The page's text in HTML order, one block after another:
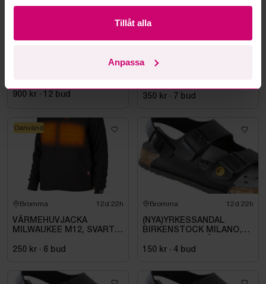
Tillåt alla
Anpassa
900 kr · 12 bud
Skyddskänga Jalas 7198
350 kr · 7 bud
Bromma 12d 22h
VÄRMEHUVJACKA
MILWAUKEE M12, SVART
250 kr · 6 bud
Oanvänd
Bromma 12d 22h
(NYA)YRKESSANDAL
BIRKENSTOCK MILANO,
SVART. STL 42
150 kr · 4 bud